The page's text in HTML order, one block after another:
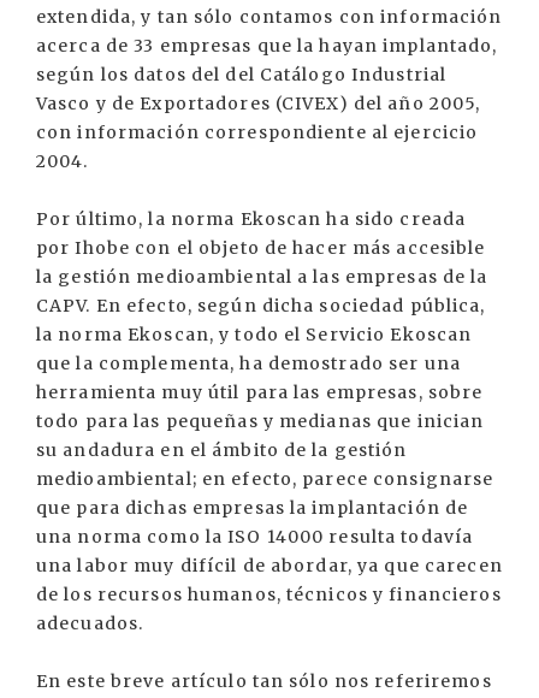
extendida, y tan sólo contamos con información
acerca de 33 empresas que la hayan implantado,
según los datos del del Catálogo Industrial
Vasco y de Exportadores (CIVEX) del año 2005,
con información correspondiente al ejercicio
2004.
Por último, la norma Ekoscan ha sido creada
por Ihobe con el objeto de hacer más accesible
la gestión medioambiental a las empresas de la
CAPV. En efecto, según dicha sociedad pública,
la norma Ekoscan, y todo el Servicio Ekoscan
que la complementa, ha demostrado ser una
herramienta muy útil para las empresas, sobre
todo para las pequeñas y medianas que inician
su andadura en el ámbito de la gestión
medioambiental; en efecto, parece consignarse
que para dichas empresas la implantación de
una norma como la ISO 14000 resulta todavía
una labor muy difícil de abordar, ya que carecen
de los recursos humanos, técnicos y financieros
adecuados.
En este breve artículo tan sólo nos referiremos